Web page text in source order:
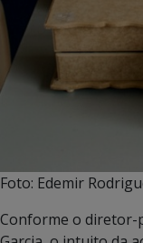
Foto: Edemir
Conforme o diretor-